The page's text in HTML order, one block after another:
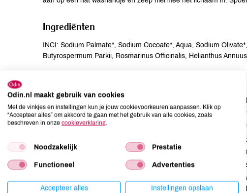
Ingrediënten
INCI: Sodium Palmate*, Sodium Cocoate*, Aqua, Sodium
Butyrospermum Parkii, Rosmarinus Officinalis, Helianthus
Aardnoten
Ei
onbekend
Gluten
onbekend
onbekend
Mosterd
onbekend
Noten
onbekend
Vis
Odin.nl maakt gebruik van cookies
Met de vinkjes en instellingen kun je jouw cookievoorkeuren aanpassen. Klik op
“Accepteer alles” om akkoord te gaan met het gebruik van alle cookies, zoals
beschreven in onze cookieverklaring.
Noodzakelijk Prestatie
Functioneel Advertenties
Accepteer alles Instellingen opslaan